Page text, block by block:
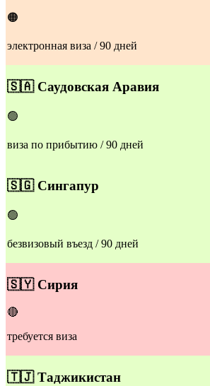
🟠
электронная виза / 90 дней
🇸🇦 Саудовская Аравия
🟢
виза по прибытию / 90 дней
🇸🇬 Сингапур
🟢
безвизовый въезд / 90 дней
​🇸🇾 Сирия
🔴
требуется виза
​🇹🇯Таджикистан